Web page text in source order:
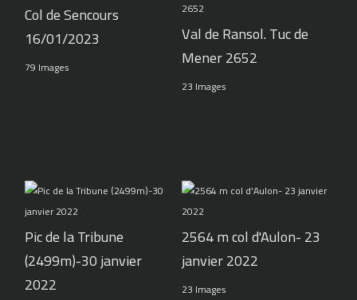
Col de Sencours
16/01/2023
79 Images
Val de Ransol. Tuc de
Mener 2652
23 Images
Pic de la Tribune
(2499m)-30 janvier
2022
2564 m col d'Aulon- 23
janvier 2022
23 Images